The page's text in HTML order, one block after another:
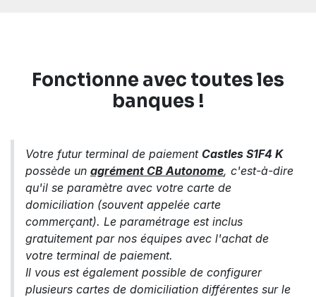
Fonctionne avec toutes les
banques !
Votre futur terminal de paiement Castles S1F4 K
possède un agrément CB Autonome, c'est-à-dire
qu'il se paramètre avec votre carte de
domiciliation (souvent appelée carte
commerçant). Le paramétrage est inclus
gratuitement par nos équipes avec l'achat de
votre terminal de paiement.
Il vous est également possible de configurer
plusieurs cartes de domiciliation différentes sur le